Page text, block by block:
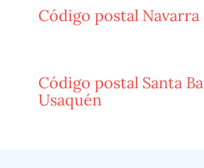
Código postal Navarra
Código postal Santa
Usaquén